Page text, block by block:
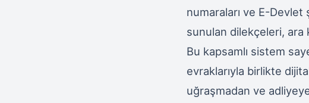
numaraları ve E-
sunulan dilekçeleri, ara
Bu kapsamlı sistem
evraklarıyla birlikte
uğraşmadan ve